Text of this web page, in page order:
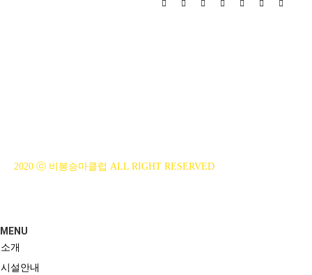
2020 ⓒ 비봉승마클럽 ALL RIGHT RESERVED
MENU
소개
시설안내